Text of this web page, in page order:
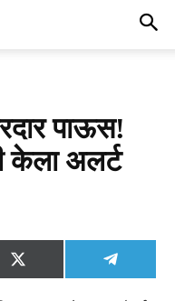
पाऊस!
केला अलर्ट
Share
on
X
(Twitter)
Share
on